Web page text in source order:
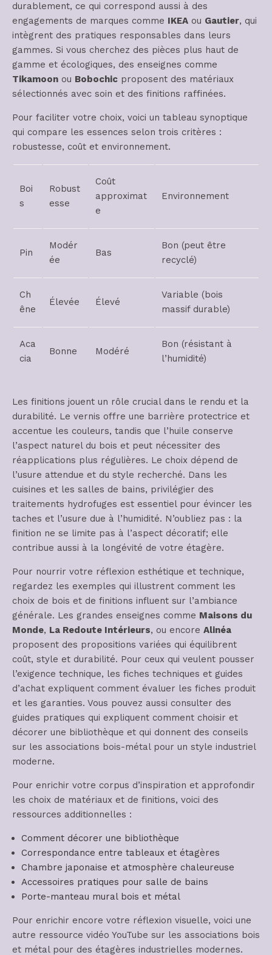
durablement, ce qui correspond aussi à des
engagements de marques comme IKEA ou Gautier, qui
intègrent des pratiques responsables dans leurs
gammes. Si vous cherchez des pièces plus haut de
gamme et écologiques, des enseignes comme
Tikamoon ou Bobochic proposent des matériaux
sélectionnés avec soin et des finitions raffinées.
Pour faciliter votre choix, voici un tableau synoptique
qui compare les essences selon trois critères :
robustesse, coût et environnement.
Boi
s
Robust
esse
Coût
approximat
e
Environnement
Pin
Modér
ée
Bas
Bon (peut être
recyclé)
Ch
êne
Élevée Élevé
Variable (bois
massif durable)
Aca
cia
Bonne Modéré
Bon (résistant à
l’humidité)
Les finitions jouent un rôle crucial dans le rendu et la
durabilité. Le vernis offre une barrière protectrice et
accentue les couleurs, tandis que l’huile conserve
l’aspect naturel du bois et peut nécessiter des
réapplications plus régulières. Le choix dépend de
l’usure attendue et du style recherché. Dans les
cuisines et les salles de bains, privilégier des
traitements hydrofuges est essentiel pour évincer les
taches et l’usure due à l’humidité. N’oubliez pas : la
finition ne se limite pas à l’aspect décoratif; elle
contribue aussi à la longévité de votre étagère.
Pour nourrir votre réflexion esthétique et technique,
regardez les exemples qui illustrent comment les
choix de bois et de finitions influent sur l’ambiance
générale. Les grandes enseignes comme Maisons du
Monde, La Redoute Intérieurs, ou encore Alinéa
proposent des propositions variées qui équilibrent
coût, style et durabilité. Pour ceux qui veulent pousser
l’exigence technique, les fiches techniques et guides
d’achat expliquent comment évaluer les fiches produit
et les garanties. Vous pouvez aussi consulter des
guides pratiques qui expliquent comment choisir et
décorer une bibliothèque et qui donnent des conseils
sur les associations bois-métal pour un style industriel
moderne.
Pour enrichir votre corpus d’inspiration et approfondir
les choix de matériaux et de finitions, voici des
ressources additionnelles :
Comment décorer une bibliothèque
Correspondance entre tableaux et étagères
Chambre japonaise et atmosphère chaleureuse
Accessoires pratiques pour salle de bains
Porte-manteau mural bois et métal
Pour enrichir encore votre réflexion visuelle, voici une
autre ressource vidéo YouTube sur les associations bois
et métal pour des étagères industrielles modernes.